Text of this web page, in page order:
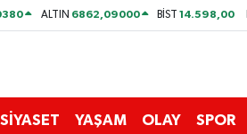
ALTIN 6862,09000 BİST14.598,00
SİYASET YAŞAM OLAY SPOR